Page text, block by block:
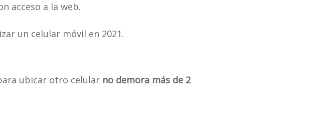
acceso a la web.
un celular móvil en 2021.
ubicar otro celular no demora más de 2